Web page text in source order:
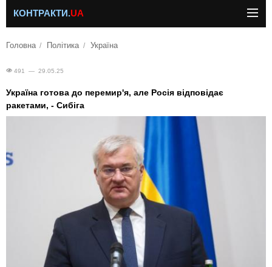
КОНТРАКТИ.UA
Головна Політика Україна
491 — 29.05.25
Україна готова до перемир'я, але Росія відповідає
ракетами, - Сибіга